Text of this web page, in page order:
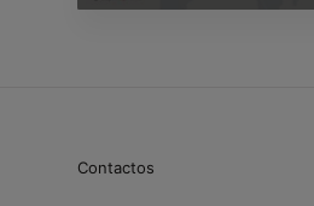
Contactos